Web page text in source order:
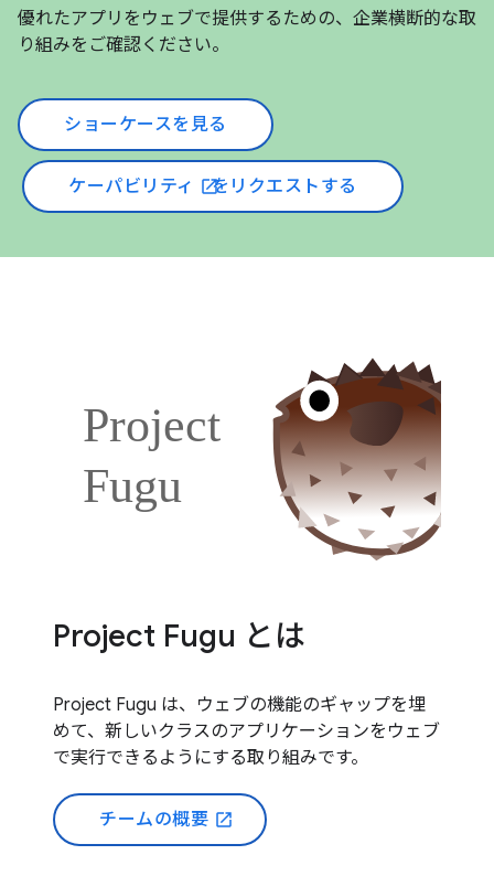
優れたアプリをウェブで提供するための、企業横断的な取
り組みをご確認ください。
ショーケースを見る
ケーパビリティ open_in_new
をリクエストする
Project Fugu とは
Project Fugu は、ウェブの機能のギャップを埋
めて、新しいクラスのアプリケーションをウェブ
で実行できるようにする取り組みです。
チームの概要 open_in_new